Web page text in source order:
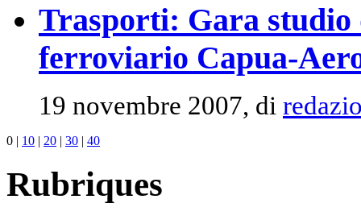
Trasporti: Gara
ferroviario Capua-
19 novembre 2007, di
0 | 10 | 20 | 30 | 40
Rubriques